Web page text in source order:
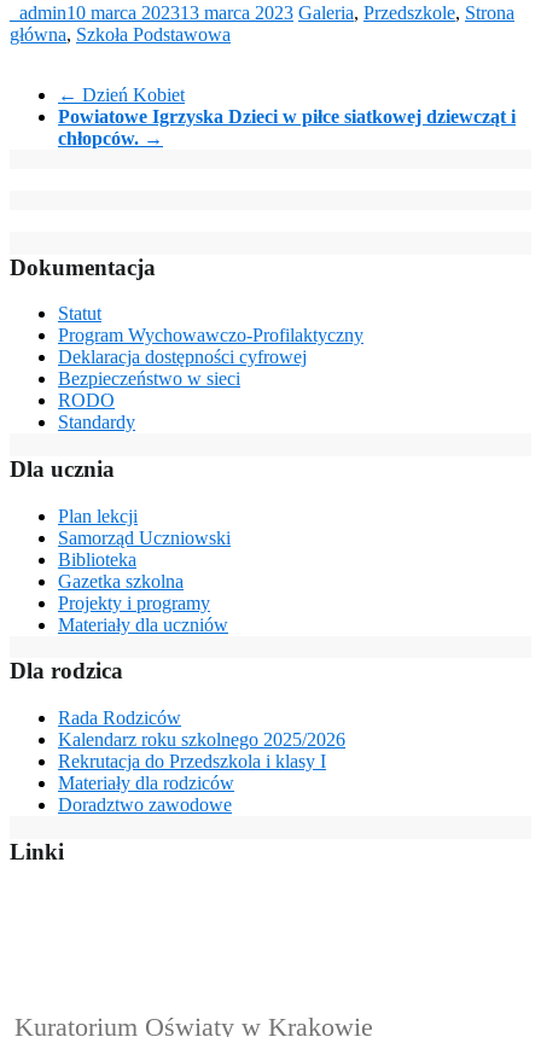
_admin10 marca 202313 marca 2023 Galeria, Przedszkole, Strona
główna, Szkoła Podstawowa
← Dzień Kobiet
Powiatowe Igrzyska Dzieci w piłce siatkowej dziewcząt i
chłopców. →
Dokumentacja
Statut
Program Wychowawczo-Profilaktyczny
Deklaracja dostępności cyfrowej
Bezpieczeństwo w sieci
RODO
Standardy
Dla ucznia
Plan lekcji
Samorząd Uczniowski
Biblioteka
Gazetka szkolna
Projekty i programy
Materiały dla uczniów
Dla rodzica
Rada Rodziców
Kalendarz roku szkolnego 2025/2026
Rekrutacja do Przedszkola i klasy I
Materiały dla rodziców
Doradztwo zawodowe
Linki
Kuratorium Oświaty w Krakowie